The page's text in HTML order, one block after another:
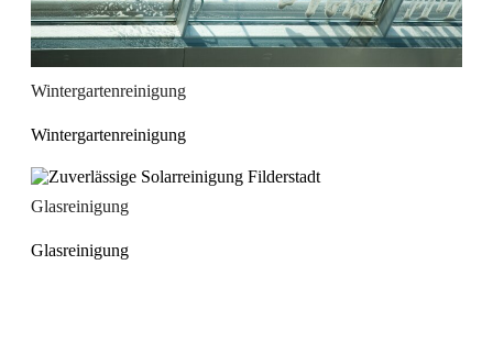
Wintergartenreinigung
Wintergartenreinigung
Glasreinigung
Glasreinigung